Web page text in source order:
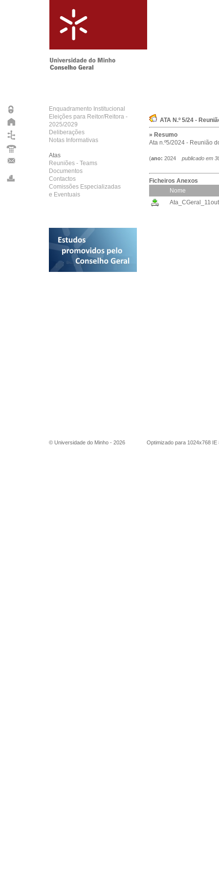
Enquadramento Institucional
Eleições para Reitor/Reitora -
2025/2029
Deliberações
Notas Informativas
Atas
Reuniões - Teams
Documentos
Contactos
Comissões Especializadas
e Eventuais
ATA N.º 5/24 -
» Resumo
Ata n.º5/2024 - Reunião
(ano: 2024 publicado em
Ficheiros Anexos
Nome
© Universidade do Minho - 2026 Optimizado para 1024x768 IE